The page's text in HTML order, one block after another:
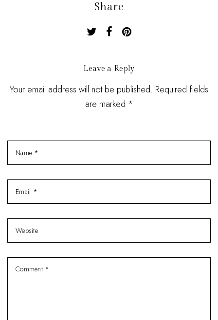
Share
Leave a Reply
Your email address will not be published. Required fields
are marked *